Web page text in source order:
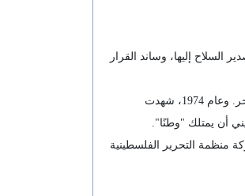
تصدير السلاح إليها، وساند القرار
في سبعينيات القرن الماضي، بدأت فرنسا تنفتح تدريجيًا على الفلسطينيين. ففي عام 1971، دعا الرئيس جورج بومبيدو إلى حل القضية الفلسطينية عبر استفتاء حر. وعام 1974، شهدت
أن يمتلك "وطنًا".
منظمة التحرير الفلسطينية